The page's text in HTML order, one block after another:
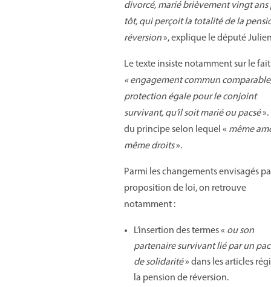
divorcé, marié brièvement vingt ans
tôt, qui perçoit la totalité de la
réversion», explique le député
Le texte insiste notamment sur le fait
« engagement commun
protection égale pour le conjoint
survivant, qu’il soit marié ou pacsé».
du principe selon lequel « même
même droits».
Parmi les changements envisagés
proposition de loi, on retrouve
notamment :
L’insertion des termes « ou son
partenaire survivant lié par un
de solidarité» dans les articles
la pension de réversion.